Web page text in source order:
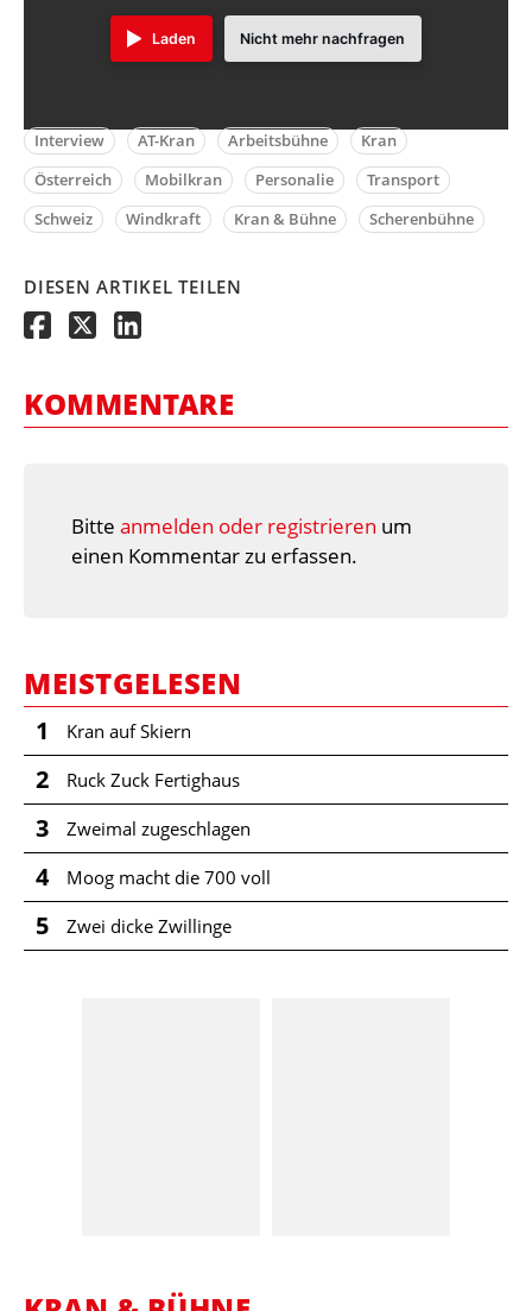
Laden Nicht mehr nachfragen
Interview AT-Kran Arbeitsbühne
Kran
Österreich
Mobilkran Personalie
Transport
Schweiz
Windkraft Kran & Bühne Scherenbühne
DIESEN ARTIKEL TEILEN
KOMMENTARE
Bitte anmelden oder registrieren um
einen Kommentar zu erfassen.
MEISTGELESEN
1 Kran auf Skiern
2 Ruck Zuck Fertighaus
3 Zweimal zugeschlagen
4 Moog macht die 700 voll
5 Zwei dicke Zwillinge